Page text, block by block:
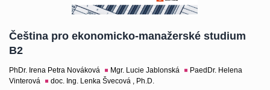
Čeština pro ekonomicko-manažerské studium
B2
PhDr. Irena Petra Nováková Mgr. Lucie Jablonská
PaedDr. Helena
Vinterová
doc. Ing. Lenka Švecová , Ph.D.